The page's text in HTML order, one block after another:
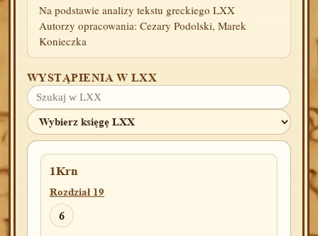
Na podstawie analizy tekstu greckiego LXX
Autorzy opracowania: Cezary Podolski, Marek
Konieczka
WYSTĄPIENIA W LXX
1Krn
Rozdział 19
6